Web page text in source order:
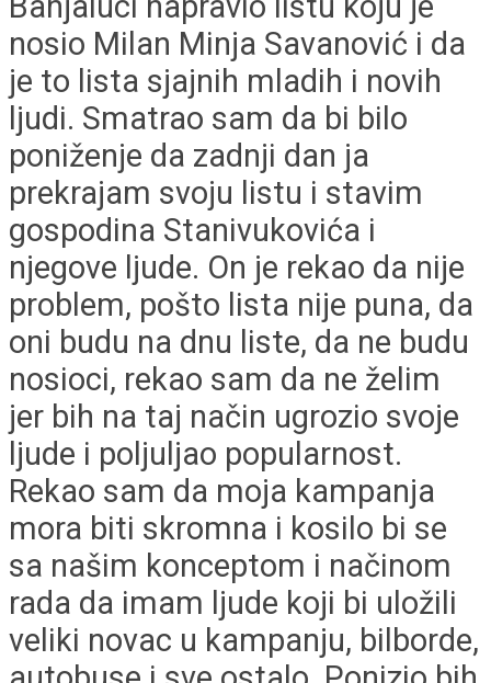
nosio Milan Minja Savanović i da
je to lista sjajnih mladih i novih
ljudi. Smatrao sam da bi bilo
poniženje da zadnji dan ja
prekrajam svoju listu i stavim
gospodina Stanivukovića i
njegove ljude. On je rekao da nije
problem, pošto lista nije puna, da
oni budu na dnu liste, da ne budu
nosioci, rekao sam da ne želim
jer bih na taj način ugrozio svoje
ljude i poljuljao popularnost.
Rekao sam da moja kampanja
mora biti skromna i kosilo bi se
sa našim konceptom i načinom
rada da imam ljude koji bi uložili
veliki novac u kampanju, bilborde,